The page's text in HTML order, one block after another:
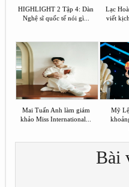
HIGHLIGHT 2 Tập 4: Dàn
Nghệ sĩ quốc tế nói gì...
Lạc
viết
Mai Tuấn Anh làm giám
khảo Miss International...
Mỹ
Bài